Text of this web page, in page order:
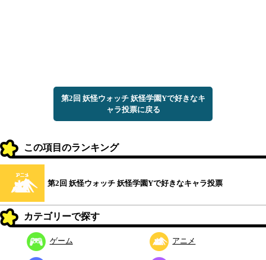
第2回 妖怪ウォッチ 妖怪学園Yで好きなキ
ャラ投票に戻る
この項目のランキング
第2回 妖怪ウォッチ 妖怪学園Yで好きなキャラ投票
カテゴリーで探す
ゲーム アニメ